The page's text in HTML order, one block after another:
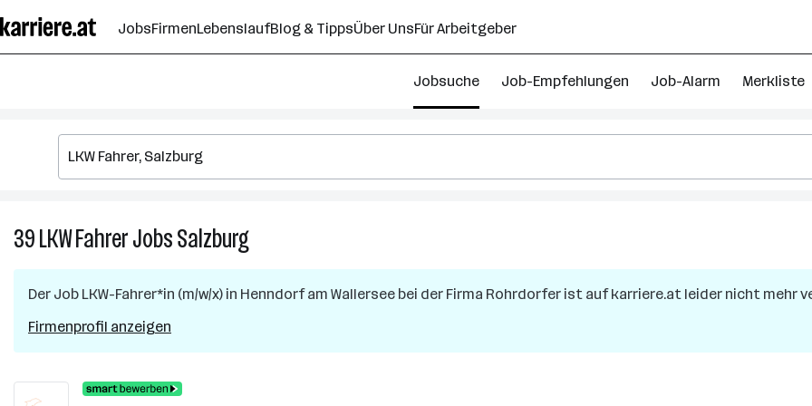
Seiteninhalt
springen
JobsFirmenLebenslaufBlog & TippsÜber UnsFür Arbeitgeber
Jobsuche Job-Empfehlungen Job-Alarm Merkliste
39LKW FahrerJobsSalzburg39
LKW
Jobs
Der Job LKW-Fahrer*in (m/w/x) in Henndorf am Wallersee bei der Firma Rohrdorfer ist auf karriere.at leider nicht mehr
Firmenprofil anzeigen